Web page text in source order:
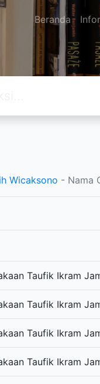
Beranda
Wicaksono - Nama
Taufik Ikram
Taufik Ikram
Taufik Ikram
Taufik Ikram